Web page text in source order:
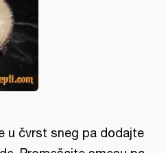
u čvrst sneg pa dodajte